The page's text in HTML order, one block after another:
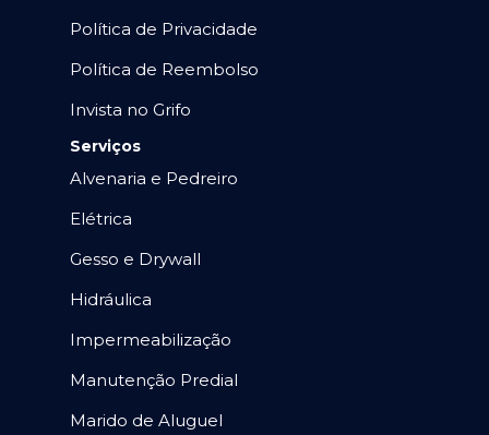
Política de Privacidade
Política de Reembolso
Invista no Grifo
Serviços
Alvenaria e Pedreiro
Elétrica
Gesso e Drywall
Hidráulica
Impermeabilização
Manutenção Predial
Marido de Aluguel